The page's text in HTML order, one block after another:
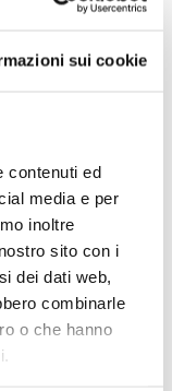
sui cookie
contenuti ed
media e per
inoltre
sito con i
dei dati web,
combinarle
o che hanno